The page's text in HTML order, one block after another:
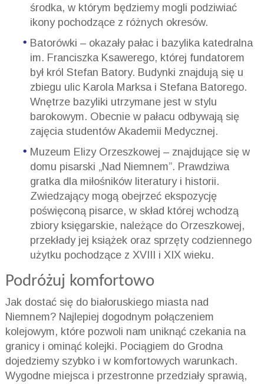
środka, w którym będziemy mogli podziwiać
ikony pochodzące z różnych okresów.
Batorówki – okazały pałac i bazylika katedralna
im. Franciszka Ksawerego, której fundatorem
był król Stefan Batory. Budynki znajdują się u
zbiegu ulic Karola Marksa i Stefana Batorego.
Wnętrze bazyliki utrzymane jest w stylu
barokowym. Obecnie w pałacu odbywają się
zajęcia studentów Akademii Medycznej.
Muzeum Elizy Orzeszkowej – znajdujące się w
domu pisarski „Nad Niemnem”. Prawdziwa
gratka dla miłośników literatury i historii.
Zwiedzający mogą obejrzeć ekspozycję
poświęconą pisarce, w skład której wchodzą
zbiory księgarskie, należące do Orzeszkowej,
przekłady jej książek oraz sprzęty codziennego
użytku pochodzące z XVIII i XIX wieku.
Podróżuj komfortowo
Jak dostać się do białoruskiego miasta nad
Niemnem? Najlepiej dogodnym połączeniem
kolejowym, które pozwoli nam uniknąć czekania na
granicy i ominąć kolejki. Pociągiem do Grodna
dojedziemy szybko i w komfortowych warunkach.
Wygodne miejsca i przestronne przedziały sprawią,